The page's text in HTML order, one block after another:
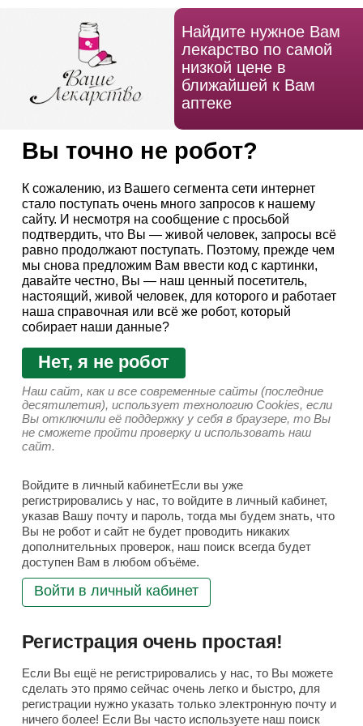
Найдите нужное Вам
лекарство по самой
низкой цене в
ближайшей к Вам
аптеке
Вы точно не робот?
К сожалению, из Вашего сегмента сети интернет
стало поступать очень много запросов к нашему
сайту. И несмотря на сообщение с просьбой
подтвердить, что Вы — живой человек, запросы всё
равно продолжают поступать. Поэтому, прежде чем
мы снова предложим Вам ввести код с картинки,
давайте честно, Вы — наш ценный посетитель,
настоящий, живой человек, для которого и работает
наша справочная или всё же робот, который
собирает наши данные?
Нет, я не робот
Наш сайт, как и все современные сайты (последние
десятилетия), использует технологию Cookies, если
Вы отключили её поддержку у себя в браузере, то Вы
не сможете пройти проверку и использовать наш
сайт.
Войдите в личный кабинетЕсли вы уже
регистрировались у нас, то войдите в личный кабинет,
указав Вашу почту и пароль, тогда мы будем знать, что
Вы не робот и сайт не будет проводить никаких
дополнительных проверок, наш поиск всегда будет
доступен Вам в любом объёме.
Войти в личный кабинет
Регистрация очень простая!
Если Вы ещё не регистрировались у нас, то Вы можете
сделать это прямо сейчас очень легко и быстро, для
регистрации нужно указать только электронную почту и
ничего более! Если Вы часто используете наш поиск